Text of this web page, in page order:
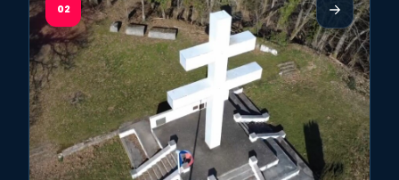
02